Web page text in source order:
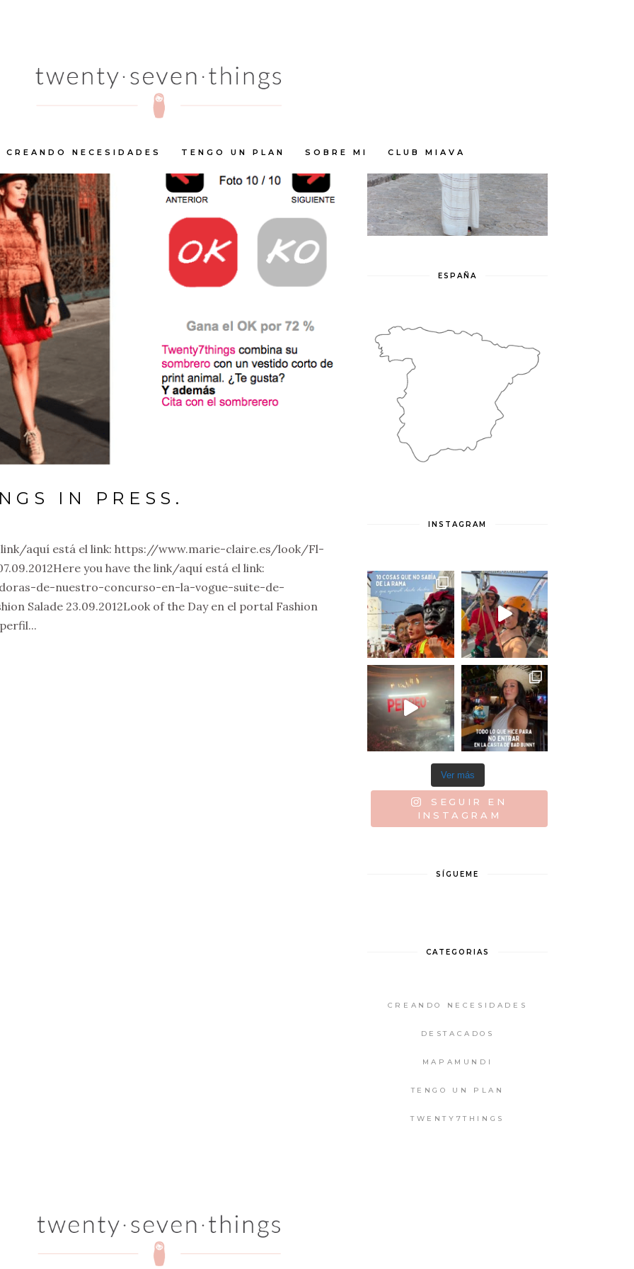
CREANDO NECESIDADES TENGO UN PLAN SOBRE MI CLUB MIAVA
IN PRESS.
link/aquí está el link: https://www.marie-claire.es/look/Fl-
you have the link/aquí está el link:
de-nuestro-concurso-en-la-vogue-suite-de-
Salade 23.09.2012Look of the Day en el portal Fashion
ESPAÑA
INSTAGRAM
Ver más
SEGUIR EN
INSTAGRAM
SÍGUEME
CATEGORIAS
CREANDO NECESIDADES
DESTACADOS
MAPAMUNDI
TENGO UN PLAN
TWENTY7THINGS